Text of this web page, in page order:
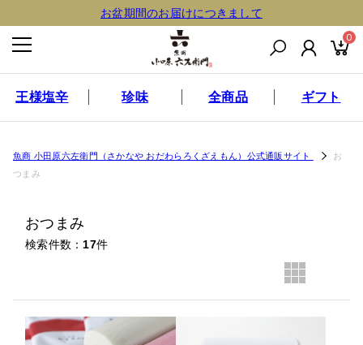
お盆期間のお届けにつきまして
0
王様塩辛 珍味 全商品 ギフト
魚商 小田原六左衛門（さかなや おだわらろくざえもん）公式通販サイト
お
つまみ
おつまみ
検索件数 17件